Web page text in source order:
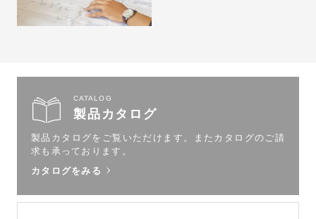
CATALOG
製品カタログ
製品カタログをご覧いただけます。
またカタログのご請
求も承っております。
カタログをみる